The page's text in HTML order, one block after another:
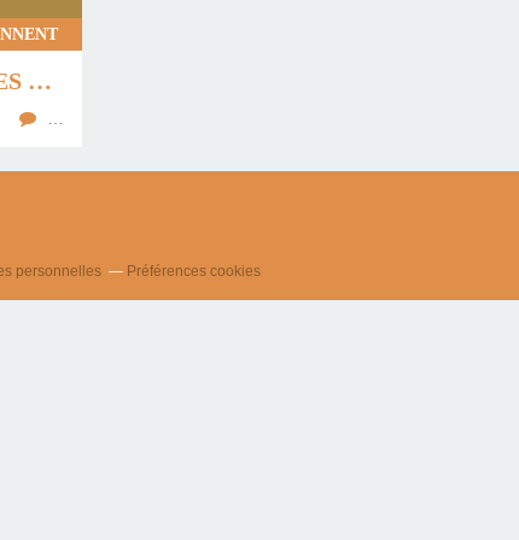
UNE BOÎTE À ZAPETTES SUR MESURE ...
personnelles Préférences cookies